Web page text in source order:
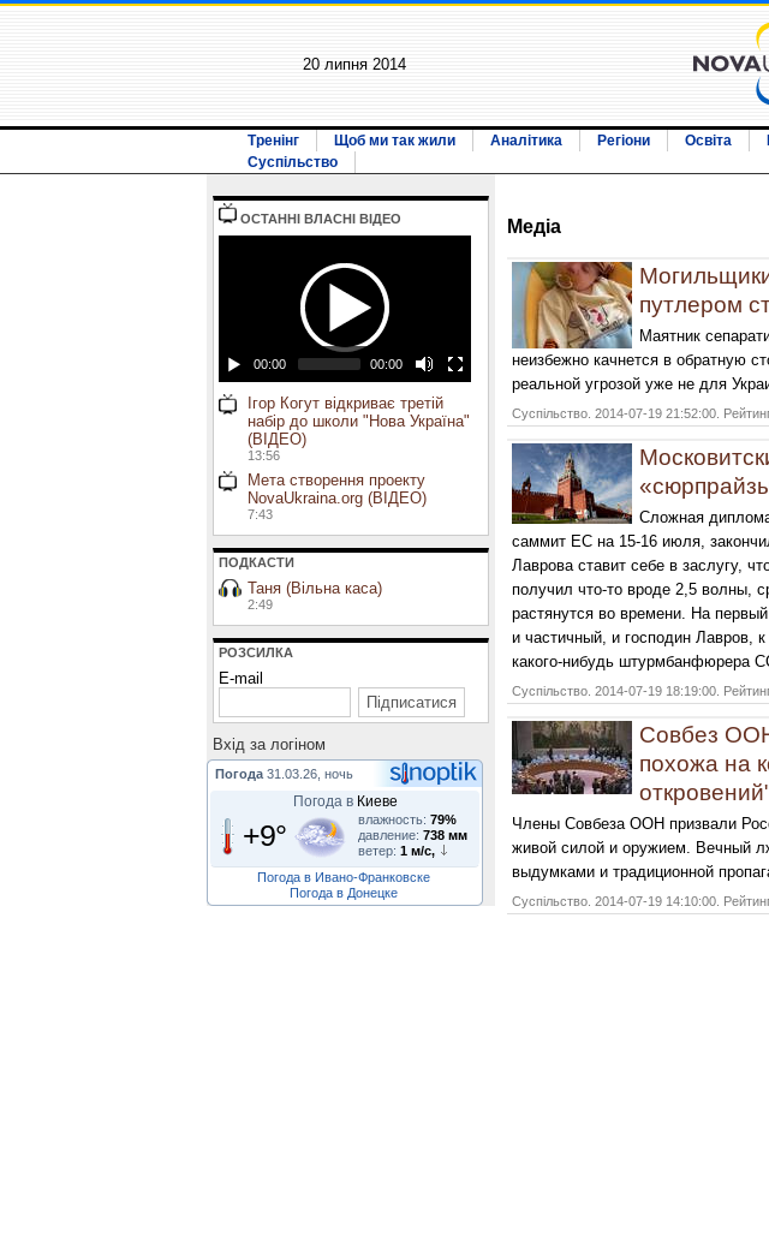
20 липня 2014
Тренінг Щоб ми так жили Аналітика Регіони Освіта
Суспільство
ОСТАННI ВЛАСНI ВIДЕО
00:00 00:00
Ігор Когут відкриває третій
набір до школи "Нова Україна"
(ВІДЕО)
13:56
Мета створення проекту
NovaUkraina.org (ВІДЕО)
7:43
ПОДКАСТИ
Таня (Вільна каса)
2:49
РОЗСИЛКА
E-mail
Вхiд за логiном
Погода 31.03.26, ночь
Погода в Киеве
+9° влажность: 79%
давление: 738 мм
ветер: 1 м/с,
Погода в Ивано-Франковске
Погода в Донецке
Медiа
путлером
Маятник
неизбежно качнется в обратную
реальной угрозой уже не для
Суспільство. 2014-07-19 21:52:00.
Сложная
саммит ЕС на 15-16 июля,
Лаврова ставит себе в заслугу,
получил что-то вроде 2,5 волны,
растянутся во времени. На
и частичный, и господин Лавров,
какого-нибудь штурмбанфюрера
Суспільство. 2014-07-19 18:19:00.
Совбез
похожа на
Члены Совбеза ООН призвали
живой силой и оружием. Вечный
выдумками и традиционной
Суспільство. 2014-07-19 14:10:00.